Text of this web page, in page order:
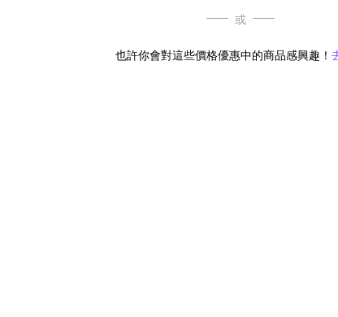
或
也許你會對這些價格優惠中的商品感興趣！